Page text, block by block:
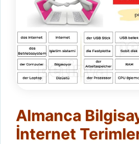
Almanca
İnternet